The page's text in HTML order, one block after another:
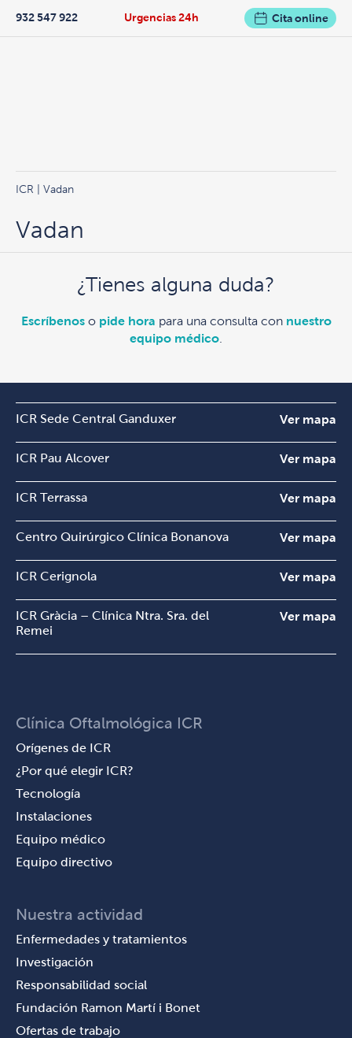
Urgencias 24h
932 547 922 Cita online
ICR | Vadan
Vadan
¿Tienes alguna duda?
Escríbenoso pide hora para una consulta con nuestro
equipo médico
ICR Sede Central Ganduxer Ver mapa
ICR Pau Alcover Ver mapa
ICR Terrassa Ver mapa
Centro Quirúrgico Clínica Bonanova Ver mapa
ICR Cerignola Ver mapa
ICR Gràcia – Clínica Ntra. Sra. del
Remei
Ver mapa
Clínica Oftalmológica ICR
Orígenes de ICR
¿Por qué elegir ICR?
Tecnología
Instalaciones
Equipo médico
Equipo directivo
Nuestra actividad
Enfermedades y tratamientos
Investigación
Responsabilidad social
Fundación Ramon Martí i Bonet
Ofertas de trabajo